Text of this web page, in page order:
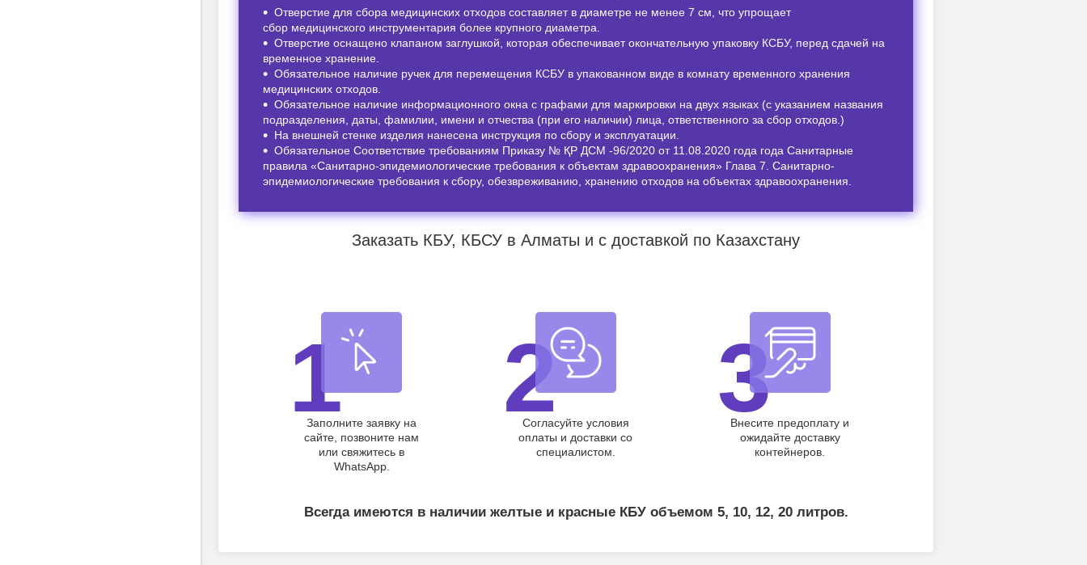
Отверстие для сбора медицинских отходов составляет в диаметре не менее 7 см, что упрощает
сбор медицинского инструментария более крупного диаметра.
Отверстие оснащено клапаном заглушкой, которая обеспечивает окончательную упаковку КСБУ, перед сдачей на
временное хранение.
Обязательное наличие ручек для перемещения КСБУ в упакованном виде в комнату временного хранения
медицинских отходов.
Обязательное наличие информационного окна с графами для маркировки на двух языках (с указанием названия
подразделения, даты, фамилии, имени и отчества (при его наличии) лица, ответственного за сбор отходов.)
На внешней стенке изделия нанесена инструкция по сбору и эксплуатации.
Обязательное Соответствие требованиям Приказу № ҚР ДСМ -96/2020 от 11.08.2020 года года Санитарные
правила «Санитарно-эпидемиологические требования к объектам здравоохранения» Глава 7. Санитарно-
эпидемиологические требования к сбору, обезвреживанию, хранению отходов на объектах здравоохранения.
Заказать КБУ, КБСУ в Алматы и с доставкой по Казахстану
1
Заполните заявку на
сайте, позвоните нам
или свяжитесь в
WhatsApp.
2
Согласуйте условия
оплаты и доставки со
специалистом.
3
Внесите предоплату и
ожидайте доставку
контейнеров.
Всегда имеются в наличии желтые и красные КБУ объемом 5, 10, 12, 20 литров.